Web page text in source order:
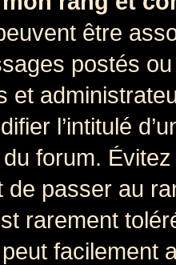
être
postés
et
l’intitulé
du forum.
de passer au
rarement
facilement